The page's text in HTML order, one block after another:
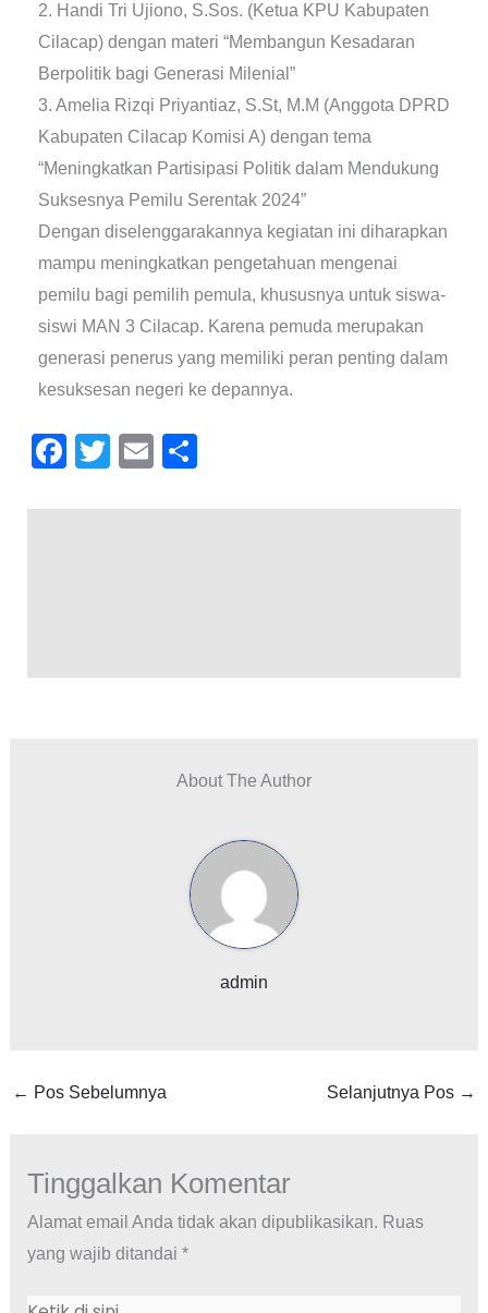
2. Handi Tri Ujiono, S.Sos. (Ketua KPU Kabupaten
Cilacap) dengan materi “Membangun Kesadaran
Berpolitik bagi Generasi Milenial”
3. Amelia Rizqi Priyantiaz, S.St, M.M (Anggota DPRD
Kabupaten Cilacap Komisi A) dengan tema
“Meningkatkan Partisipasi Politik dalam Mendukung
Suksesnya Pemilu Serentak 2024”
Dengan diselenggarakannya kegiatan ini diharapkan
mampu meningkatkan pengetahuan mengenai
pemilu bagi pemilih pemula, khususnya untuk siswa-
siswi MAN 3 Cilacap. Karena pemuda merupakan
generasi penerus yang memiliki peran penting dalam
kesuksesan negeri ke depannya.
F
c
T
tt
E
ail ar
About The Author
admin
← Pos Sebelumnya Selanjutnya Pos →
Tinggalkan Komentar
Alamat email Anda tidak akan dipublikasikan. Ruas
yang wajib ditandai *